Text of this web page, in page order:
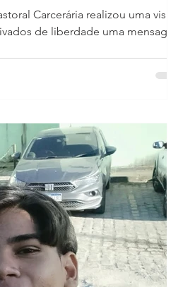
Carcerária realizou uma visita
de liberdade uma mensagem
por essa Palavra, os